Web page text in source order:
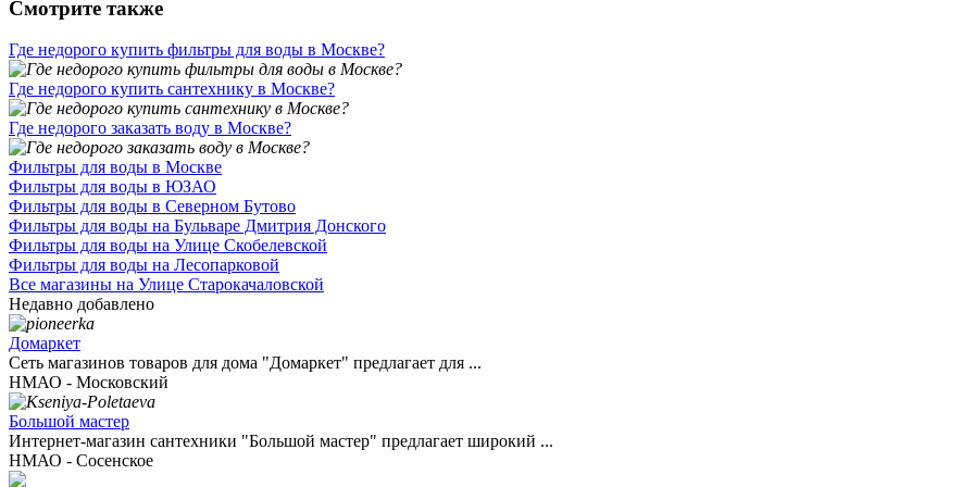
Смотрите также
Где недорого купить фильтры для воды в Москве?
Где недорого купить сантехнику в Москве?
Где недорого заказать воду в Москве?
Фильтры для воды в Москве
Фильтры для воды в ЮЗАО
Фильтры для воды в Северном Бутово
Фильтры для воды на Бульваре Дмитрия Донского
Фильтры для воды на Улице Скобелевской
Фильтры для воды на Лесопарковой
Все магазины на Улице Старокачаловской
Недавно добавлено
Домаркет
Сеть магазинов товаров для дома "Домаркет" предлагает для ...
НМАО - Московский
Большой мастер
Интернет-магазин сантехники "Большой мастер" предлагает широкий ...
НМАО - Сосенское